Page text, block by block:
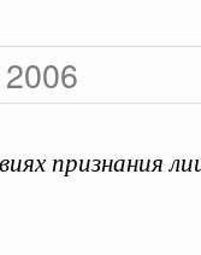
признания